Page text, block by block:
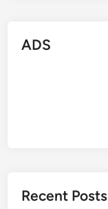
ADS
Recent Posts